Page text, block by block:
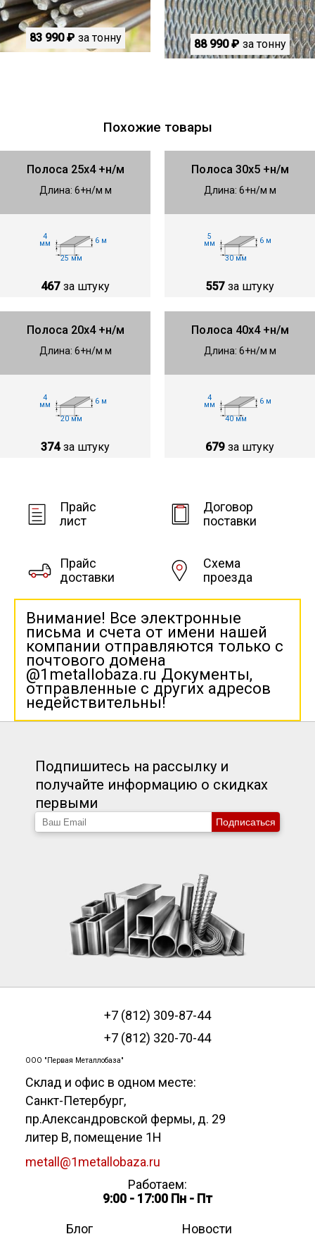
83 990 ₽ за тонну 88 990 ₽ за тонну
Похожие товары
Полоса 25х4 +н/м
Длина: 6+н/м м
4
мм
6 м
25 мм
467 за штуку
Полоса 30х5 +н/м
Длина: 6+н/м м
5
мм
6 м
30 мм
557 за штуку
Полоса 20х4 +н/м
Длина: 6+н/м м
4
мм
6 м
20 мм
374 за штуку
Полоса 40х4 +н/м
Длина: 6+н/м м
4
мм
6 м
40 мм
679 за штуку
Прайс
лист
Договор
поставки
Прайс
доставки
Схема
проезда
Внимание! Все электронные
письма и счета от имени нашей
компании отправляются только с
почтового домена
@1metallobaza.ru Документы,
отправленные с других адресов
недействительны!
Подпишитесь на рассылку и
получайте информацию о скидках
первыми
Подписаться
+7 (812) 309-87-44
+7 (812) 320-70-44
ООО "Первая Металлобаза"
Склад и офис в одном месте:
Санкт-Петербург,
пр.Александровской фермы, д. 29
литер В, помещение 1Н
metall@1metallobaza.ru
Работаем:
9:00 - 17:00 Пн - Пт
Блог Новости